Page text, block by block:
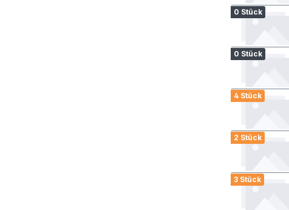
0 Stück
0 Stück
4 Stück
2 Stück
3 Stück